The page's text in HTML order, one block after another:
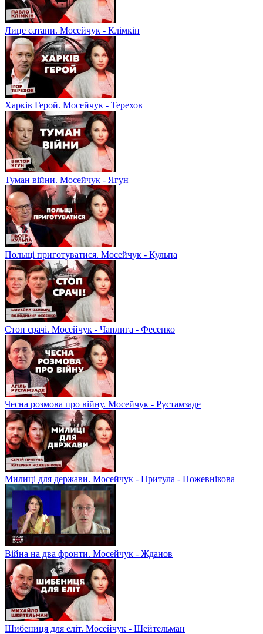
Лице сатани. Мосейчук - Клімкін
Харків Герой. Мосейчук - Терехов
Туман війни. Мосейчук - Ягун
Польщі приготуватися. Мосейчук - Кульпа
Стоп срачі. Мосейчук - Чаплига - Фесенко
Чесна розмова про війну. Мосейчук - Рустамзаде
Милиці для держави. Мосейчук - Притула - Ножевнікова
Війна на два фронти. Мосейчук - Жданов
Шибениця для еліт. Мосейчук - Шейтельман